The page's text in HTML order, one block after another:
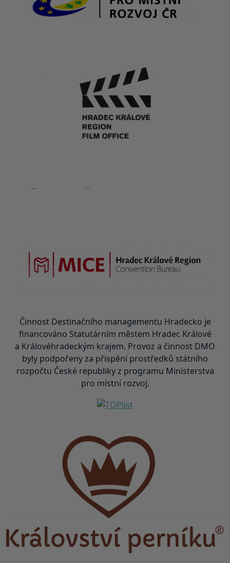
Činnost Destinačního managementu Hradecko je
financováno Statutárním městem Hradec Králové
a Královéhradeckým krajem. Provoz a činnost DMO
byly podpořeny za přispění prostředků státního
rozpočtu České republiky z programu Ministerstva
pro místní rozvoj.